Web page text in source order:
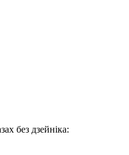
без дзейніка: